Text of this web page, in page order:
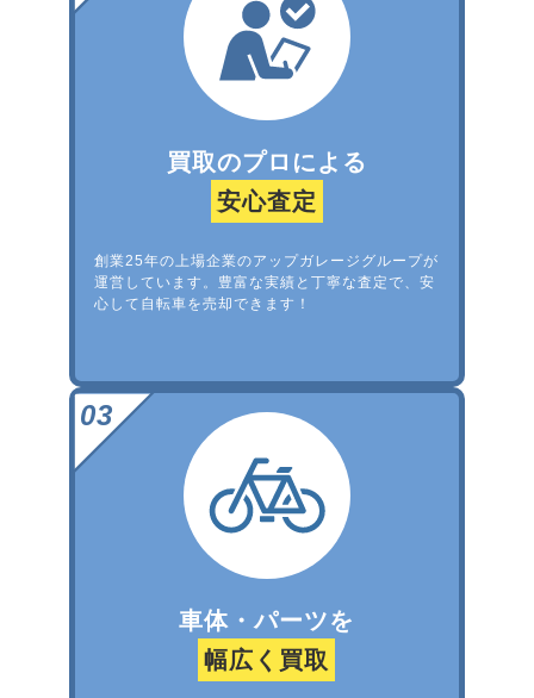
買取のプロによる
安心査定
創業25年の上場企業のアップガレージグループが
運営しています。豊富な実績と丁寧な査定で、安
心して自転車を売却できます！
車体・パーツを
幅広く買取